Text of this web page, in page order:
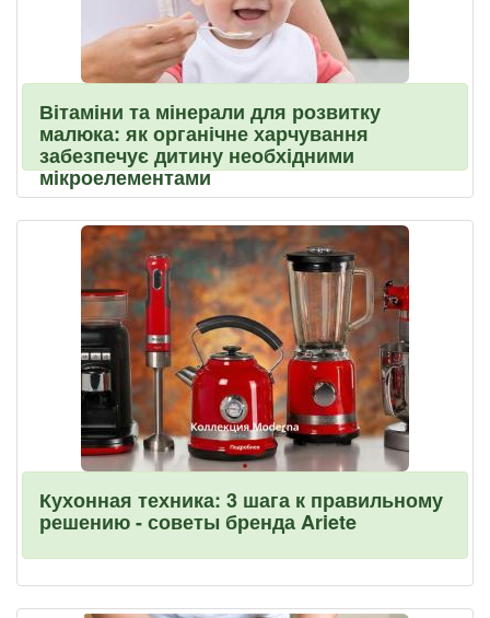
Вітаміни та мінерали для розвитку
малюка: як органічне харчування
забезпечує дитину необхідними
мікроелементами
Кухонная техника: 3 шага к правильному
решению - советы бренда Ariete